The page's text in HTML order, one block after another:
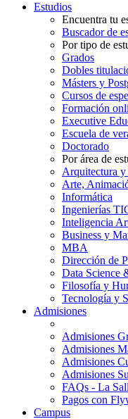
Estudios
Encuentra tu
Buscador de
Por tipo de
Grados
Dobles
Másters y
Cursos de
Formación
Executive
Escuela de
Doctorado
Por área de
Arquitectura
Arte,
Informática
Ingenierías
Inteligencia
Business y
MBA
Dirección de
Data Science
Filosofía y
Tecnología y
Admisiones
Admisiones
Admisiones
Admisiones
Admisiones
FAQs - La
Pagos con
Campus